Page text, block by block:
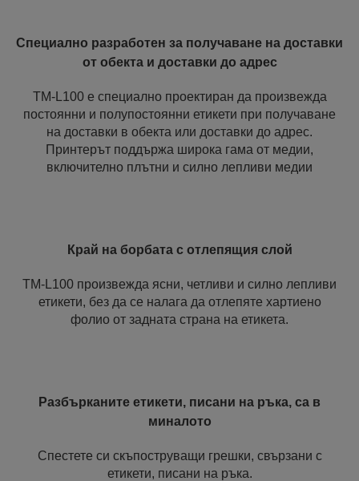
Специално разработен за получаване на доставки
от обекта и доставки до адрес
TM-L100 е специално проектиран да произвежда
постоянни и полупостоянни етикети при получаване
на доставки в обекта или доставки до адрес.
Принтерът поддържа широка гама от медии,
включително плътни и силно лепливи медии
Край на борбата с отлепящия слой
TM-L100 произвежда ясни, четливи и силно лепливи
етикети, без да се налага да отлепяте хартиено
фолио от задната страна на етикета.
Разбърканите етикети, писани на ръка, са в
миналото
Спестете си скъпоструващи грешки, свързани с
етикети, писани на ръка.